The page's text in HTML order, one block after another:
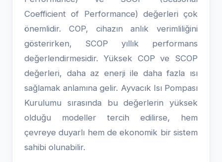
Coefficient of Performance) değerleri çok
önemlidir. COP, cihazın anlık verimliliğini
gösterirken, SCOP yıllık performans
değerlendirmesidir. Yüksek COP ve SCOP
değerleri, daha az enerji ile daha fazla ısı
sağlamak anlamına gelir. Ayvacık Isı Pompası
Kurulumu sırasında bu değerlerin yüksek
olduğu modeller tercih edilirse, hem
çevreye duyarlı hem de ekonomik bir sistem
sahibi olunabilir.